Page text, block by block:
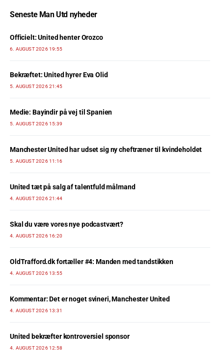
Seneste Man Utd nyheder
Officielt: United henter Orozco
6. AUGUST 2026 19:55
Bekræftet: United hyrer Eva Olid
5. AUGUST 2026 21:45
Medie: Bayindir på vej til Spanien
5. AUGUST 2026 15:39
Manchester United har udset sig ny cheftræner til kvindeholdet
5. AUGUST 2026 11:16
United tæt på salg af talentfuld målmand
4. AUGUST 2026 21:44
Skal du være vores nye podcastvært?
4. AUGUST 2026 16:20
OldTrafford.dk fortæller #4: Manden med tandstikken
4. AUGUST 2026 13:55
Kommentar: Det er noget svineri, Manchester United
4. AUGUST 2026 13:31
United bekræfter kontroversiel sponsor
4. AUGUST 2026 12:58